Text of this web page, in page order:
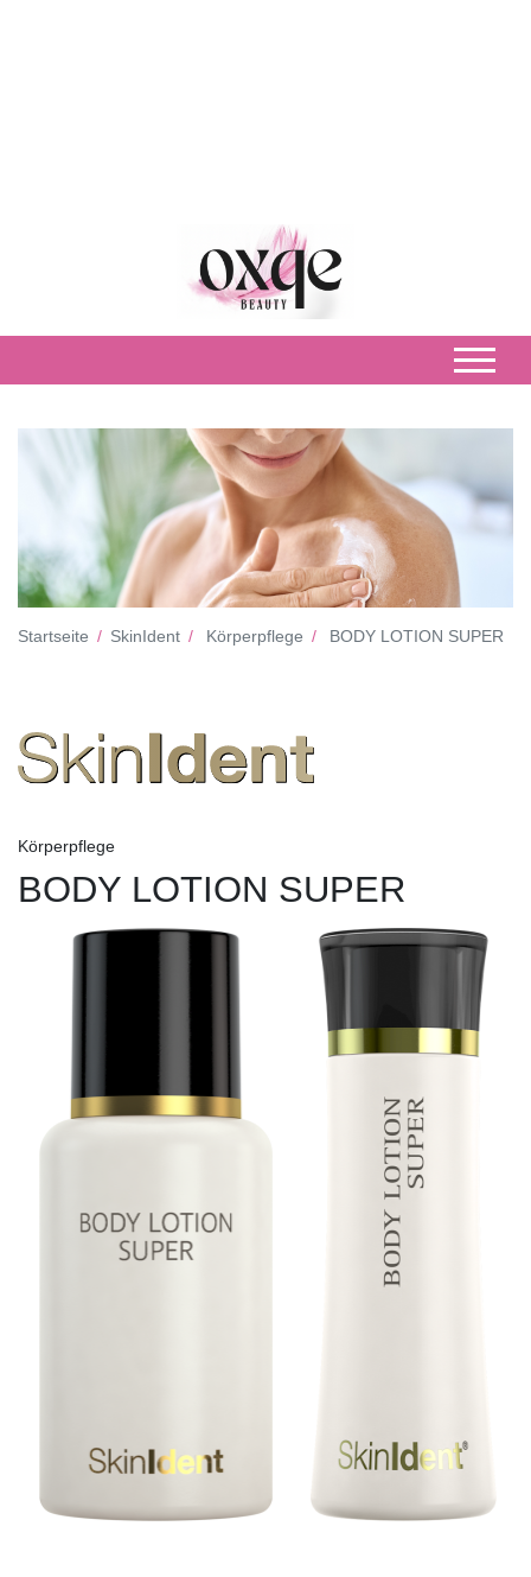
Startseite SkinIdent Körperpflege BODY LOTION SUPER
Körperpflege
BODY LOTION SUPER